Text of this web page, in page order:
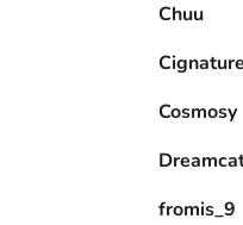
Chuu
Cignature
Cosmosy
fromis_9